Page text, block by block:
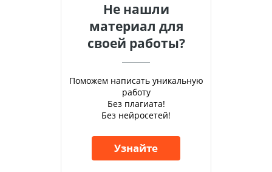
Не нашли
материал для
своей работы?
Поможем написать уникальную
работу
Без плагиата!
Без нейросетей!
Узнайте